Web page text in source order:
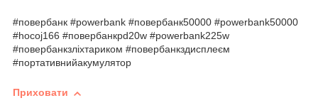
#повербанк #powerbank #повербанк50000 #powerbank50000
#hocoj166 #повербанкpd20w #powerbank225w
#повербанкзліхтариком #повербанкздисплеєм
#портативнийакумулятор
Приховати